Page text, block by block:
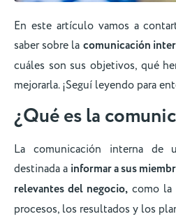
En este artículo vamos a
saber sobre la comunicación
cuáles son sus objetivos, qué
mejorarla. ¡Seguí leyendo para
¿Qué es la
La comunicación interna de
destinada a informar a sus
relevantes del negocio, como la
procesos, los resultados y los